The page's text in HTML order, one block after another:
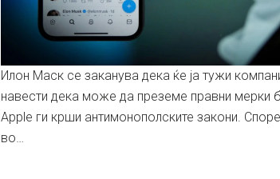
Илон Маск се заканува дека ќе ја тужи
навести дека може да преземе правни мерки
Apple ги крши антимонополските закони.
во…